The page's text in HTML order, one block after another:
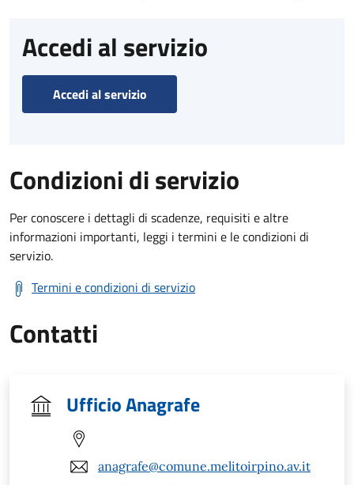
Accedi al servizio
Accedi al servizio
Condizioni di servizio
Per conoscere i dettagli di scadenze, requisiti e altre
informazioni importanti, leggi i termini e le condizioni di
servizio.
Termini e condizioni di servizio
Contatti
Ufficio Anagrafe
anagrafe@comune.melitoirpino.av.it